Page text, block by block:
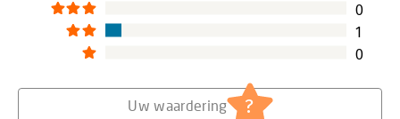
0
1
0
Uw waardering ?